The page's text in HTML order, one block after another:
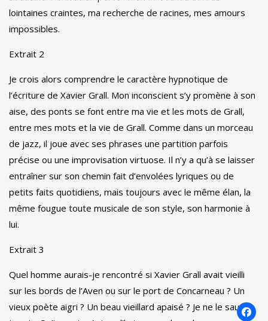
lointaines craintes, ma recherche de racines, mes amours
impossibles.
Extrait 2
Je crois alors comprendre le caractère hypnotique de
l’écriture de Xavier Grall. Mon inconscient s’y promène à son
aise, des ponts se font entre ma vie et les mots de Grall,
entre mes mots et la vie de Grall. Comme dans un morceau
de jazz, il joue avec ses phrases une partition parfois
précise ou une improvisation virtuose. Il n’y a qu’à se laisser
entraîner sur son chemin fait d’envolées lyriques ou de
petits faits quotidiens, mais toujours avec le même élan, la
même fougue toute musicale de son style, son harmonie à
lui.
Extrait 3
Quel homme aurais-je rencontré si Xavier Grall avait vieilli
sur les bords de l’Aven ou sur le port de Concarneau ? Un
vieux poète aigri ? Un beau vieillard apaisé ? Je ne le saurai